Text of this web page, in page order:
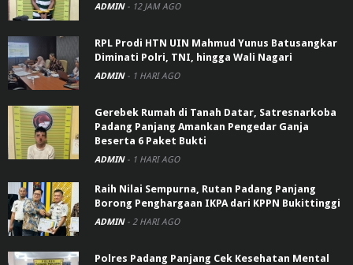
ADMIN - 12 JAM AGO
RPL Prodi HTN UIN Mahmud Yunus Batusangkar
Diminati Polri, TNI, hingga Wali Nagari
ADMIN - 1 HARI AGO
Gerebek Rumah di Tanah Datar, Satresnarkoba
Padang Panjang Amankan Pengedar Ganja
Beserta 6 Paket Bukti
ADMIN - 1 HARI AGO
Raih Nilai Sempurna, Rutan Padang Panjang
Borong Penghargaan IKPA dari KPPN Bukittinggi
ADMIN - 2 HARI AGO
Polres Padang Panjang Cek Kesehatan Mental